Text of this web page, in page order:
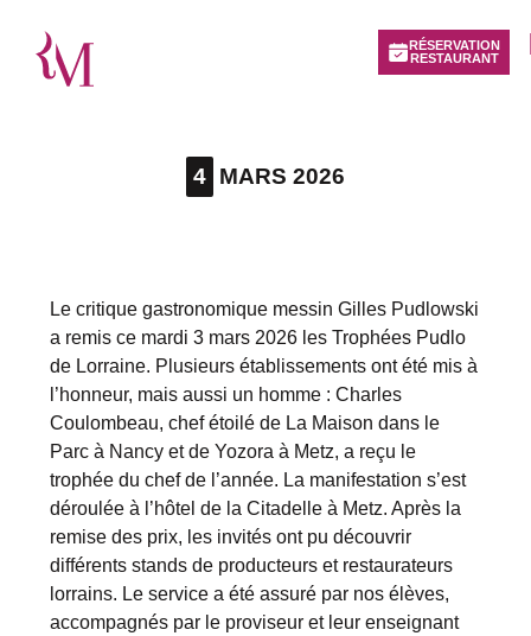
RÉSERVATION
RESTAURANT
4 MARS 2026
Le critique gastronomique messin Gilles Pudlowski
a remis ce mardi 3 mars 2026 les Trophées Pudlo
de Lorraine. Plusieurs établissements ont été mis à
l’honneur, mais aussi un homme : Charles
Coulombeau, chef étoilé de La Maison dans le
Parc à Nancy et de Yozora à Metz, a reçu le
trophée du chef de l’année. La manifestation s’est
déroulée à l’hôtel de la Citadelle à Metz. Après la
remise des prix, les invités ont pu découvrir
différents stands de producteurs et restaurateurs
lorrains. Le service a été assuré par nos élèves,
accompagnés par le proviseur et leur enseignant